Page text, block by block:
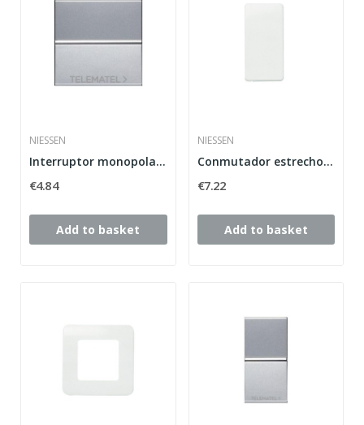
NIESSEN
Interruptor monopolar 2 módulos Zenit plata
€4.84
Add to basket
NIESSEN
Conmutador estrecho blanco alpino Stylo Niessen...
€7.22
Add to basket